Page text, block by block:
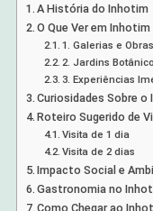
A História do Inhotim
O Que Ver em Inhotim
1. Galerias e
2. Jardins
3. Experiências
Curiosidades Sobre o
Roteiro Sugerido de
Visita de 1 dia
Visita de 2 dias
Impacto Social e
Gastronomia no
Como Chegar ao